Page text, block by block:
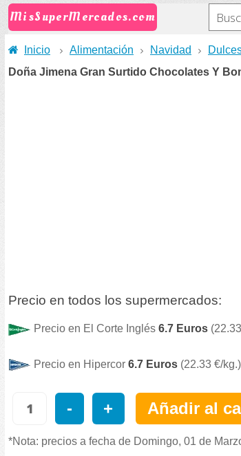
MisSuperMercados.com
Inicio Alimentación Navidad
Doña Jimena Gran Surtido Chocolates Y
Precio en todos los supermercados:
Precio en El Corte Inglés 6.7 Euros
Precio en Hipercor 6.7 Euros (22.33 €/kg.)
- + Añadir al
*Nota: precios a fecha de Domingo, 01 de